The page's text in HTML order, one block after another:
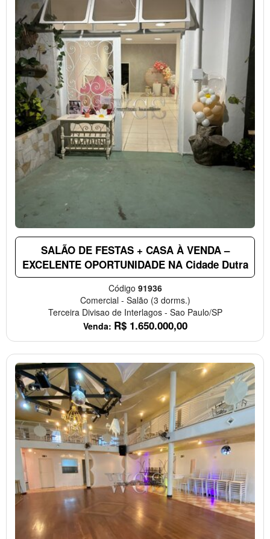
SALÃO DE FESTAS + CASA À VENDA –
EXCELENTE OPORTUNIDADE NA Cidade Dutra
Código 91936
Comercial - Salão (3 dorms.)
Terceira Divisao de Interlagos - Sao Paulo/SP
Venda: R$ 1.650.000,00